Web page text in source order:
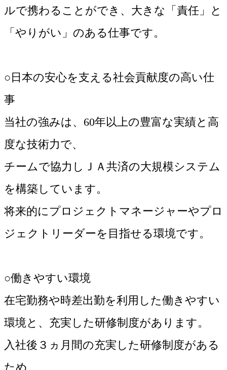
ルで携わることができ、大きな「責任」と
「やりがい」のある仕事です。
○日本の安心を支える社会貢献度の高い仕
事
当社の強みは、60年以上の豊富な実績と高
度な技術力で、
チームで協力しＪＡ共済の大規模システム
を構築しています。
将来的にプロジェクトマネージャーやプロ
ジェクトリーダーを目指せる環境です。
○働きやすい環境
在宅勤務や時差出勤を利用した働きやすい
環境と、充実した研修制度があります。
入社後３ヵ月間の充実した研修制度がある
ため